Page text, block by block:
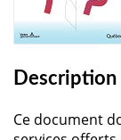
Description
Ce document